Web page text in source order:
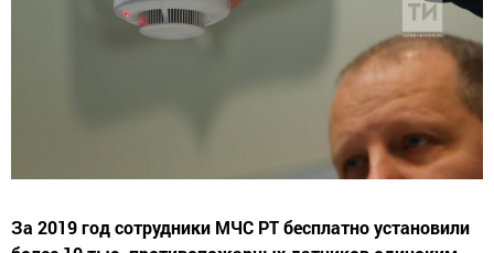
За 2019 год сотрудники МЧС РТ бесплатно установили